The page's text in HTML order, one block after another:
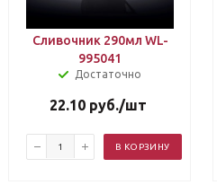
Сливочник 290мл WL-
995041
Достаточно
22.10 руб./шт
В КОРЗИНУ